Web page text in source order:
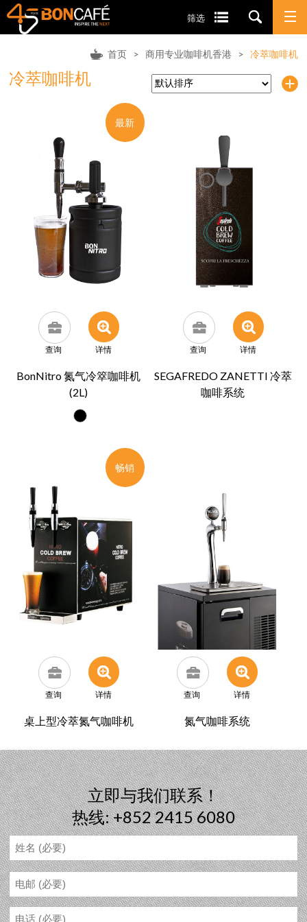
筛选
首页> 商用专业咖啡机香港 > 冷萃咖啡机
冷萃咖啡机
查询 详情
BonNitro 氮气冷箤咖啡机
(2L)
最新
查询 详情
SEGAFREDO ZANETTI 冷萃
咖啡系统
查询 详情
桌上型冷萃氮气咖啡机
畅销
查询 详情
氮气咖啡系统
立即与我们联系！
热线: +852 2415 6080